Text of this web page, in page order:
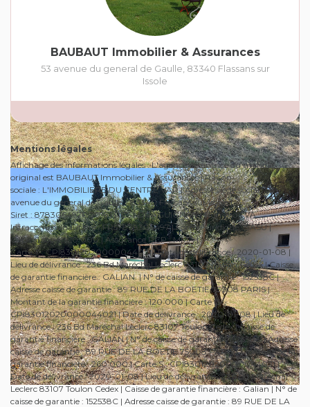
BAUBAUT Immobilier & Assurances
53 avenue du general de Gaulle 83340 Flassans sur
Issole
Mentions légales
Affichage des informations légales : L'agence détentrice du mandat
original est BAUBAUT Immobilier & Assurances | Raison
sociale : L'IMMOBILIERE DU CENTRE VAR | Adresse siège social : 53
avenue du general de Gaulle - 83340 Flassans sur Issole |
Siret : 87830649700016 | RCS : DRAGUIGNAN | Numero TVA
Intracommunautaire : FR57878306497 | Forme juridique : SASU |
Capital social : 10 000 | Assurance RCP : MMA |
Carte T : CPI83012020000044021 | Date de délivrance : 2020-01-08 |
Lieu de délivrance : 236 Bd Maréchal Leclerc 83107 Toulon Cedex | Caisse
de garantie financière : GALIAN. | N° de caisse de garantie : 152538C |
Adresse caisse de garantie : 89 RUE DE LA BOETIE 75008 PARIS |
Montant de la garantie financière : 120 000 | Carte G :
CPI83012020000044021 | Date de délivrance : 2020-01-08 | Lieu de
délivrance : 236 Bd Maréchal Leclerc 83107 Toulon Cedex | Caisse de
garantie financière : GALIAN | N° de caisse de garantie : 152538C | Adresse
caisse de garantie : 89 RUE DE LA BOETIE 75008 PARIS | Montant de la
garantie financière : 260 000 | Carte S : CPI83012020000044021 |
Date de délivrance : 2020-01-08 | Lieu de délivrance : 236 Bd Maréchal
Leclerc 83107 Toulon Cedex | Caisse de garantie financière : Galian | N° de
caisse de garantie : 152538C | Adresse caisse de garantie : 89 RUE DE LA